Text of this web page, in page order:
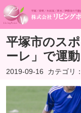
平塚市のス
ーレ」で運
2019-09-16 カテゴリ：